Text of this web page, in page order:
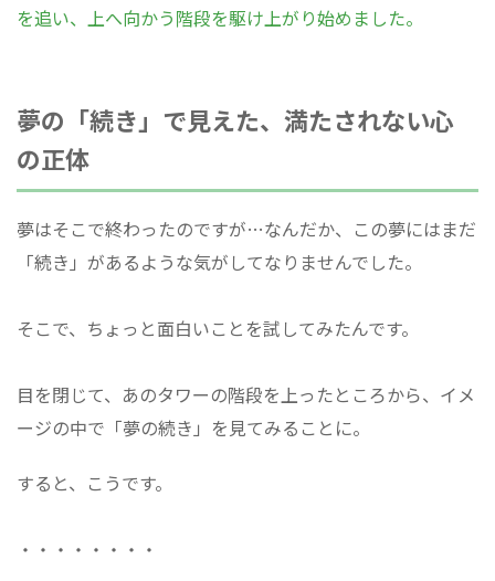
を追い、上へ向かう階段を駆け上がり始めました。
夢の「続き」で見えた、満たされない心
の正体
夢はそこで終わったのですが…なんだか、この夢にはまだ
「続き」があるような気がしてなりませんでした。
そこで、ちょっと面白いことを試してみたんです。
目を閉じて、あのタワーの階段を上ったところから、イメ
ージの中で「夢の続き」を見てみることに。
すると、こうです。
・・・・・・・・